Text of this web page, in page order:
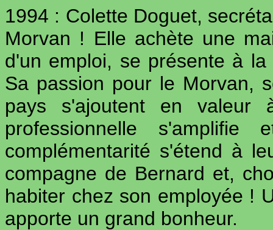
1994 : Colette Doguet,
Morvan ! Elle achète une
d'un emploi, se présente à
Sa passion pour le Morvan,
pays s'ajoutent en valeur
professionnelle
complémentarité s'étend à
compagne de Bernard et,
habiter chez son employée !
apporte un grand bonheur.